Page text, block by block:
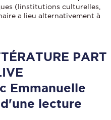
(linstitutions culturelles,
a lieu alternativement à
PART
Emmanuelle
lecture